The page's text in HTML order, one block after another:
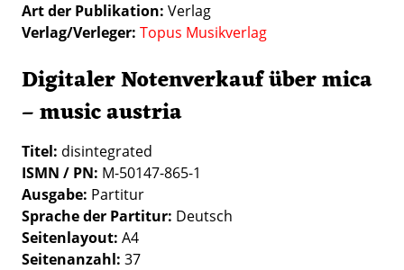
Art der Publikation Verlag
Verlag/Verleger Topus Musikverlag
Digitaler Notenverkauf über mica
– music austria
Titel: disintegrated
ISMN / PN: M-50147-865-1
Ausgabe: Partitur
Sprache der Partitur: Deutsch
Seitenlayout: A4
Seitenanzahl: 37